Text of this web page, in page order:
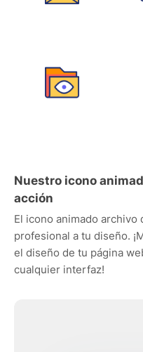
Nuestro icono
acción
El icono animado archivo
profesional a tu diseño.
el diseño de tu página
cualquier interfaz!